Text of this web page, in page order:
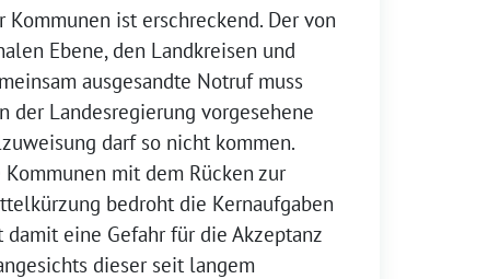
Kommunen ist erschreckend. Der von
Ebene, den Landkreisen und
ausgesandte Notruf muss
der Landesregierung vorgesehene
darf so nicht kommen.
mit dem Rücken zur
bedroht die Kernaufgaben
eine Gefahr für die Akzeptanz
dieser seit langem